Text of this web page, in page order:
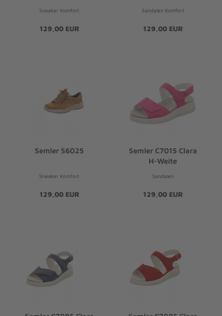
Sneaker Komfort
129,00 EUR
Sandalen Komfort
129,00 EUR
Semler S6025
Sneaker Komfort
129,00 EUR
Semler C7015 Clara
H-Weite
Sandalen
129,00 EUR